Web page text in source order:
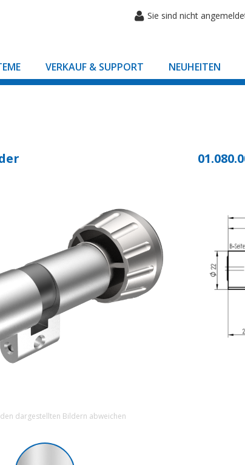
Sie sind nicht
VERKAUF & SUPPORT NEUHEITEN
dargestellten Bildern abweichen